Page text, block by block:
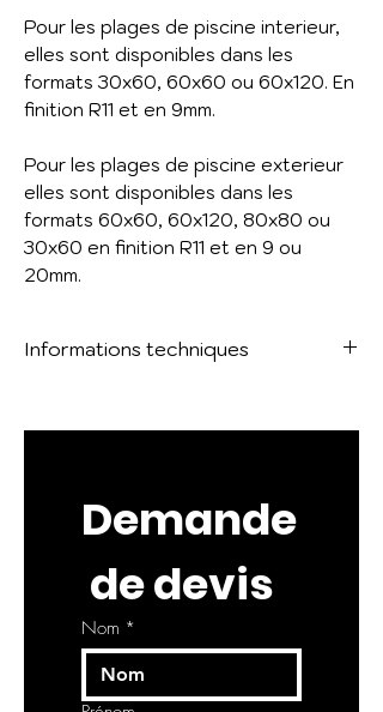
Pour les plages de piscine interieur,
elles sont disponibles dans les
formats 30x60, 60x60 ou 60x120. En
finition R11 et en 9mm.
Pour les plages de piscine exterieur
elles sont disponibles dans les
formats 60x60, 60x120, 80x80 ou
30x60 en finition R11 et en 9 ou
20mm.
Informations techniques
Demande
de devis
Nom *